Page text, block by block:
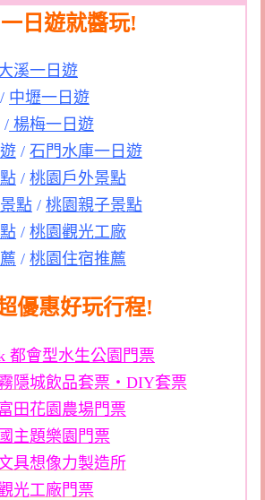
日遊就醬玩!
溪一日遊
/ 中壢一日遊
/ 楊梅一日遊
/ 石門水庫一日遊
/ 桃園戶外景點
點 / 桃園親子景點
/ 桃園觀光工廠
/ 桃園住宿推薦
優惠好玩行程!
都會型水生公園門票
隱城飲品套票・DIY套票
田花園農場門票
主題樂園門票
具想像力製造所
光工廠門票